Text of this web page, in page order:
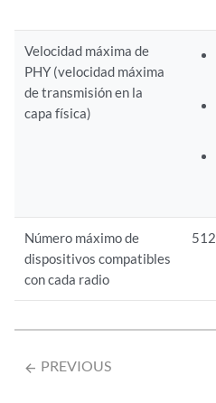
Velocidad máxima de
PHY (velocidad máxima
de transmisión en la
capa física)
Número máximo de
dispositivos compatibles
con cada radio
512
arrow_backward PREVIOUS